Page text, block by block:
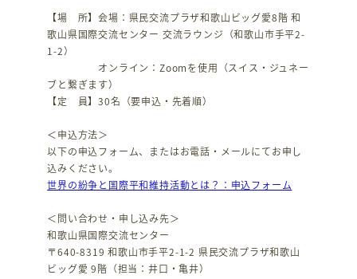
【場 所】会場：県民交流プラザ和歌山ビッグ愛8階 和
歌山県国際交流センター 交流ラウンジ（和歌山市手平2-
1-2）
オンライン：Zoomを使用（スイス・ジュネー
ブと繋ぎます）
【定 員】30名（要申込・先着順）
＜申込方法＞
以下の申込フォーム、またはお電話・メールにてお申し
込みください。
世界の紛争と国際平和維持活動とは？：申込フォーム
＜問い合わせ・申し込み先＞
和歌山県国際交流センター
〒640-8319 和歌山市手平2-1-2 県民交流プラザ和歌山
ビッグ愛 9階（担当：井口・亀井）